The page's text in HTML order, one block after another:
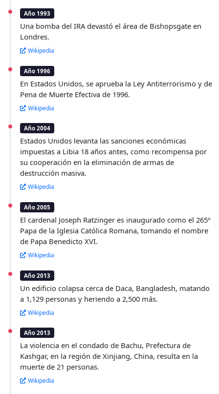
Año 1993
Una bomba del IRA devastó el área de Bishopsgate en
Londres.
Wikipedia
Año 1996
En Estados Unidos, se aprueba la Ley Antiterrorismo y de
Pena de Muerte Efectiva de 1996.
Wikipedia
Año 2004
Estados Unidos levanta las sanciones económicas
impuestas a Libia 18 años antes, como recompensa por
su cooperación en la eliminación de armas de
destrucción masiva.
Wikipedia
Año 2005
El cardenal Joseph Ratzinger es inaugurado como el 265º
Papa de la Iglesia Católica Romana, tomando el nombre
de Papa Benedicto XVI.
Wikipedia
Año 2013
Un edificio colapsa cerca de Daca, Bangladesh, matando
a 1,129 personas y heriendo a 2,500 más.
Wikipedia
Año 2013
La violencia en el condado de Bachu, Prefectura de
Kashgar, en la región de Xinjiang, China, resulta en la
muerte de 21 personas.
Wikipedia